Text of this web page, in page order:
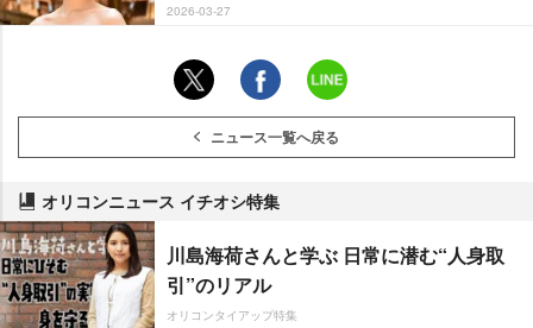
2026-03-27
ニュース一覧へ戻る
オリコンニュース イチオシ特集
川島海荷さんと学ぶ 日常に潜む“人身取
引”のリアル
オリコンタイアップ特集